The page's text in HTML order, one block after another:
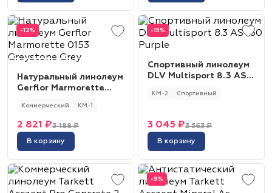
-12%
Натуральный линолеум
Gerflor Marmorette
Коммерческий КМ-1
3 188 ₽
2 821 ₽
В корзину
-15%
Спортивный линолеум
DLV Multisport 8.3 AS
КМ-2 Спортивный
3 563 ₽
3 045 ₽
В корзину
-9%